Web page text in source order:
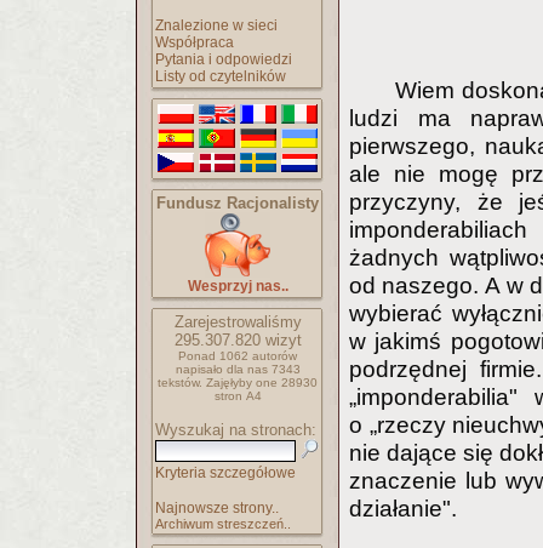
Znalezione w sieci
Współpraca
Pytania i odpowiedzi
Listy od czytelników
Fundusz Racjonalisty
Wesprzyj nas..
Zarejestrowaliśmy
295.307.820wizyt
Ponad 1062 autorów
napisało dla nas 7343
tekstów. Zajęłyby one 28930
stron A4
Wyszukaj na stronach:
Kryteria szczegółowe
Najnowsze strony..
Archiwum streszczeń..
Wiem
ludzi ma
pierwszego,
ale nie mogę
przyczyny, że
żadnych
od naszego. A w
wybierać
w jakimś
podrzędnej
o „rzeczy
nie dające się
znaczenie lub
działanie".